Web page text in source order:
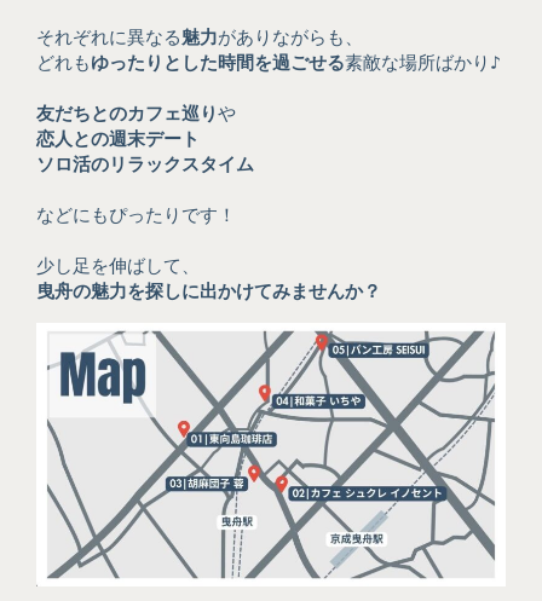
それぞれに異なる魅力がありながらも、
どれもゆったりとした時間を過ごせる素敵な場所ばかり♪
友だちとのカフェ巡りや
恋人との週末デート
ソロ活のリラックスタイム
などにもぴったりです！
少し足を伸ばして、
曳舟の魅力を探しに出かけてみませんか？